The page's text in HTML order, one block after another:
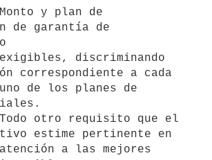
de garantía de
correspondiente a cada
estime pertinente en